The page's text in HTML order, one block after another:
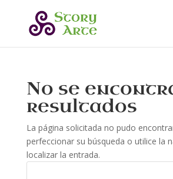
No se
resultados
La página solicitada no pudo
perfeccionar su búsqueda o utilice la
localizar la entrada.